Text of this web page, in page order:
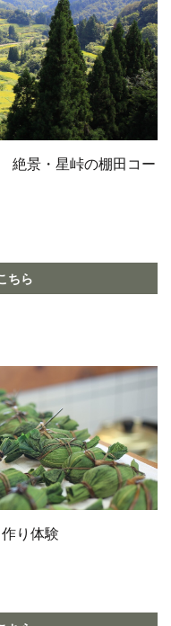
絶景・星峠の棚田コー
ちら
り体験